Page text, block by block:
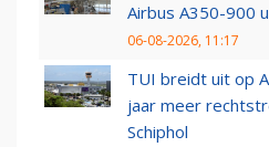
Airbus A350-900
06-08-2026, 11:17
TUI breidt uit op
jaar meer
Schiphol